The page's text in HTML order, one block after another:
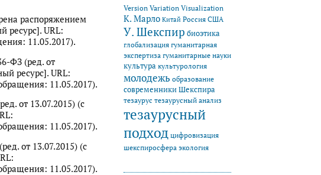
Version Variation Visualization
К. Марло Китай Россия США
У. Шекспир биоэтика
глобализациягуманитарная
экспертиза гуманитарные науки
культура культурология
молодежь образование
современники Шекспира
тезаурус тезаурусный анализ
тезаурусный
подход цифровизация
шекспиросфера экология
распоряжением
ресурс]. URL:
11.05.2017).
ФЗ (ред. от
ресурс]. URL:
11.05.2017).
от 13.07.2015) (с
11.05.2017).
от 13.07.2015) (с
11.05.2017).